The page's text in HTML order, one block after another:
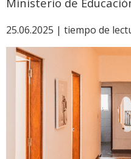
25.06.2025 | tiempo de